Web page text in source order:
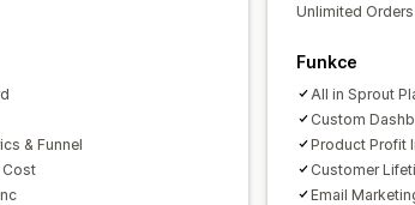
& Funnel
Cost
Unlimited Orders
Funkce
All in Sprout
Custom
Product Profit
Customer
Email